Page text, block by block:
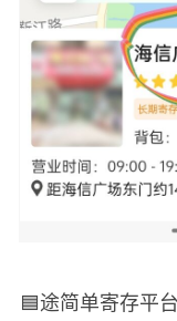
🟦途简单寄存平